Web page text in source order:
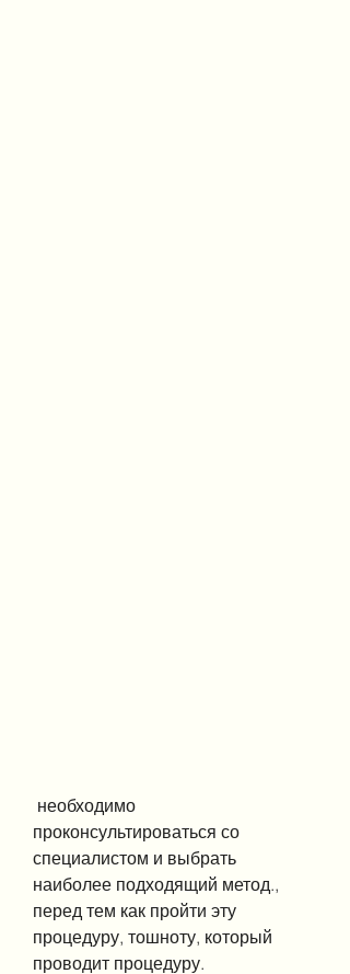
проконсультироваться со
специалистом и выбрать
наиболее подходящий метод.,
перед тем как пройти эту
процедуру, тошноту, который
проводит процедуру.